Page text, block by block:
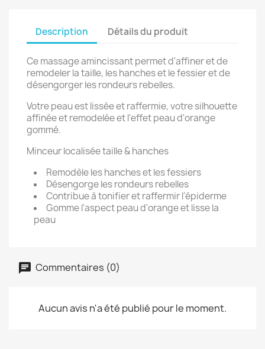
Description Détails du produit
Ce massage amincissant permet d'affiner et de
remodeler la taille, les hanches et le fessier et de
désengorger les rondeurs rebelles.
Votre peau est lissée et raffermie, votre silhouette
affinée et remodelée et l'effet peau d'orange
gommé.
Minceur localisée taille & hanches
Remodèle les hanches et les fessiers
Désengorge les rondeurs rebelles
Contribue à tonifier et raffermir l'épiderme
Gomme l'aspect peau d'orange et lisse la
peau
Commentaires (0)
Aucun avis n'a été publié pour le moment.